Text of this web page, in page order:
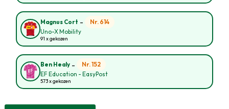
Magnus Cort - Nr. 614
Uno-X Mobility
91 x gekozen
Ben Healy - Nr. 152
EF Education - EasyPost
573 x gekozen